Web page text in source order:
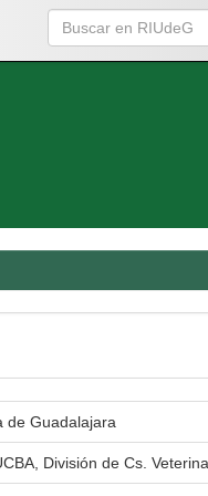
de Guadalajara
División de Cs.